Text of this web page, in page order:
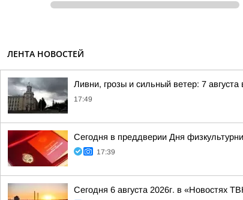
ЛЕНТА НОВОСТЕЙ
Ливни, грозы и сильный ветер: 7
17:49
Сегодня в преддверии Дня
17:39
Сегодня 6 августа 2026г. в «Новостях